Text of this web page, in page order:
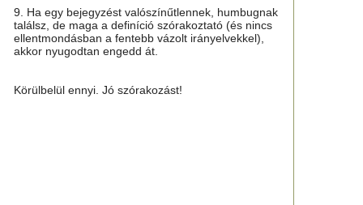
9. Ha egy bejegyzést valószínűtlennek, humbugnak
találsz, de maga a definíció szórakoztató (és nincs
ellentmondásban a fentebb vázolt irányelvekkel),
akkor nyugodtan engedd át.
Körülbelül ennyi. Jó szórakozást!